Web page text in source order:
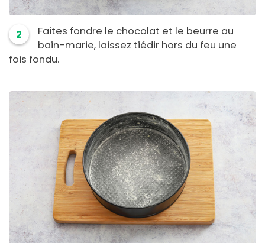
2
Faites fondre le chocolat et le beurre au
bain-marie, laissez tiédir hors du feu une
fois fondu.